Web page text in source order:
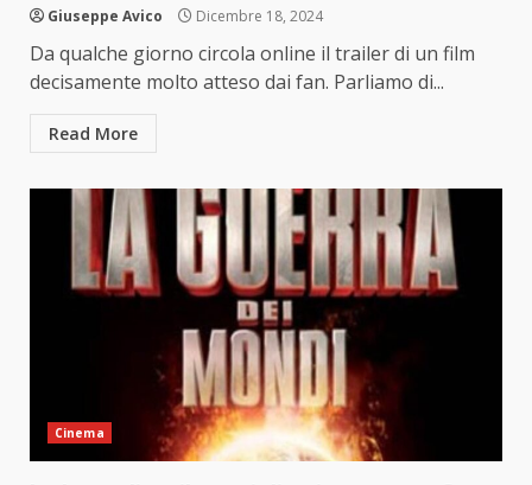
Giuseppe Avico Dicembre 18, 2024
Da qualche giorno circola online il trailer di un film
decisamente molto atteso dai fan. Parliamo di...
Read More
Cinema